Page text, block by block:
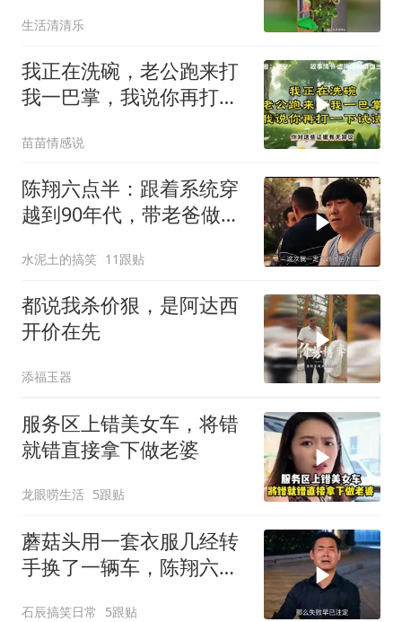
生活清清乐
我正在洗碗，老公跑来打
我一巴掌，我说你再打一
苗苗情感说
陈翔六点半：跟着系统穿
越到90年代，带老爸做生
水泥土的搞笑 11跟贴
都说我杀价狠，是阿达西
开价在先
添福玉器
服务区上错美女车，将错
就错直接拿下做老婆
龙眼唠生活 5跟贴
蘑菇头用一套衣服几经转
手换了一辆车，陈翔六点
石辰搞笑日常 5跟贴